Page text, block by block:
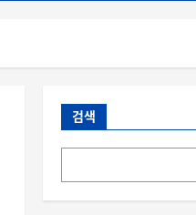
검색